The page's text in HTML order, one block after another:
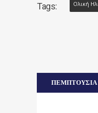
Tags: Ολική
ΠΕΜΠΤΟΥΣΙΑ